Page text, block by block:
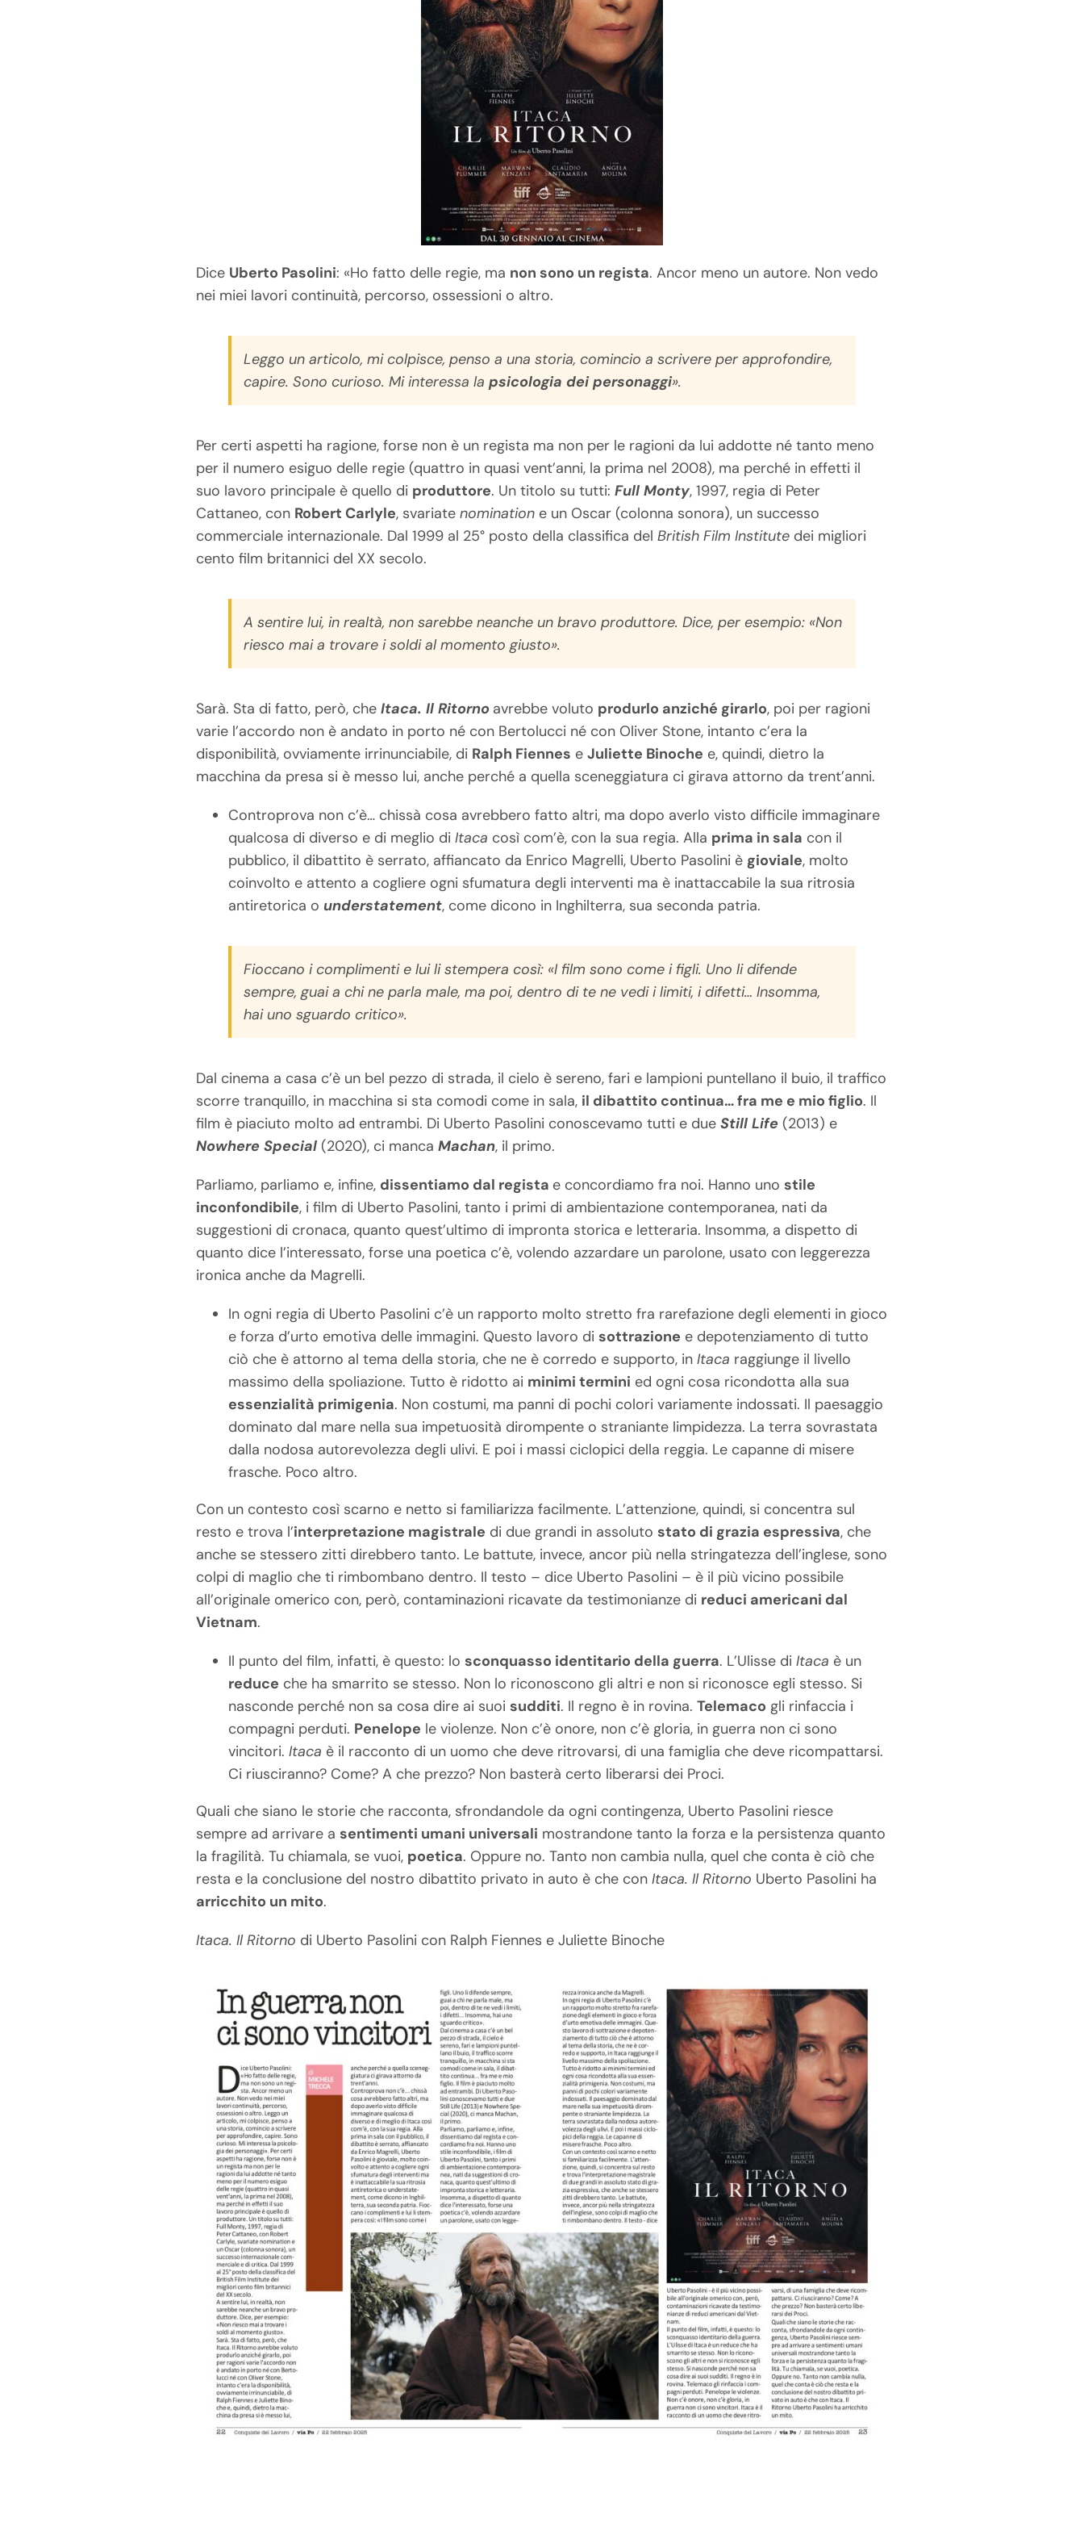
Dice Uberto Pasolini: «Ho fatto delle regie, ma non sono un regista. Ancor meno un autore. Non vedo
nei miei lavori continuità, percorso, ossessioni o altro.
Leggo un articolo, mi colpisce, penso a una storia, comincio a scrivere per approfondire,
capire. Sono curioso. Mi interessa lapsicologia dei personaggi».
Per certi aspetti ha ragione, forse non è un regista ma non per le ragioni da lui addotte né tanto meno
per il numero esiguo delle regie (quattro in quasi vent’anni, la prima nel 2008), ma perché in effetti il
suo lavoro principale è quello di produttore. Un titolo su tutti:Full Monty, 1997, regia di Peter
Cattaneo, con Robert Carlyle, svariatenomination e un Oscar (colonna sonora), un successo
commerciale internazionale. Dal 1999 al 25° posto della classifica delBritish Film Institute dei migliori
cento film britannici del XX secolo.
A sentire lui, in realtà, non sarebbe neanche un bravo produttore. Dice, per esempio: «Non
riesco mai a trovare i soldi al momento giusto».
Sarà. Sta di fatto, però, cheItaca. Il Ritorno avrebbe voluto produrlo anziché girarlo, poi per ragioni
varie l’accordo non è andato in porto né con Bertolucci né con Oliver Stone, intanto c’era la
disponibilità, ovviamente irrinunciabile, di Ralph Fiennes eJuliette Binoche e, quindi, dietro la
macchina da presa si è messo lui, anche perché a quella sceneggiatura ci girava attorno da trent’anni.
Controprova non c’è… chissà cosa avrebbero fatto altri, ma dopo averlo visto difficile immaginare
qualcosa di diverso e di meglio diItaca così com’è, con la sua regia. Alla prima in sala con il
pubblico, il dibattito è serrato, affiancato da Enrico Magrelli, Uberto Pasolini è gioviale, molto
coinvolto e attento a cogliere ogni sfumatura degli interventi ma è inattaccabile la sua ritrosia
antiretorica o understatement, come dicono in Inghilterra, sua seconda patria.
Fioccano i complimenti e lui li stempera così: «I film sono come i figli. Uno li difende
sempre, guai a chi ne parla male, ma poi, dentro di te ne vedi i limiti, i difetti… Insomma,
hai uno sguardo critico».
Dal cinema a casa c’è un bel pezzo di strada, il cielo è sereno, fari e lampioni puntellano il buio, il traffico
scorre tranquillo, in macchina si sta comodi come in sala, il dibattito continua… fra me e mio figlio. Il
film è piaciuto molto ad entrambi. Di Uberto Pasolini conoscevamo tutti e dueStill Life (2013) e
Nowhere Special (2020), ci mancaMachan, il primo.
Parliamo, parliamo e, infine, dissentiamo dal regista e concordiamo fra noi. Hanno unostile
inconfondibile, i film di Uberto Pasolini, tanto i primi di ambientazione contemporanea, nati da
suggestioni di cronaca, quanto quest’ultimo di impronta storica e letteraria. Insomma, a dispetto di
quanto dice l’interessato, forse una poetica c’è, volendo azzardare un parolone, usato con leggerezza
ironica anche da Magrelli.
In ogni regia di Uberto Pasolini c’è un rapporto molto stretto fra rarefazione degli elementi in gioco
e forza d’urto emotiva delle immagini. Questo lavoro disottrazione e depotenziamento di tutto
ciò che è attorno al tema della storia, che ne è corredo e supporto, inItaca raggiunge il livello
massimo della spoliazione. Tutto è ridotto ai minimi termini ed ogni cosa ricondotta alla sua
essenzialità primigenia. Non costumi, ma panni di pochi colori variamente indossati. Il paesaggio
dominato dal mare nella sua impetuosità dirompente o straniante limpidezza. La terra sovrastata
dalla nodosa autorevolezza degli ulivi. E poi i massi ciclopici della reggia. Le capanne di misere
frasche. Poco altro.
Con un contesto così scarno e netto si familiarizza facilmente. L’attenzione, quindi, si concentra sul
resto e trova l’interpretazione magistrale di due grandi in assolutostato di grazia espressiva, che
anche se stessero zitti direbbero tanto. Le battute, invece, ancor più nella stringatezza dell’inglese, sono
colpi di maglio che ti rimbombano dentro. Il testo – dice Uberto Pasolini – è il più vicino possibile
all’originale omerico con, però, contaminazioni ricavate da testimonianze di reduci americani dal
Vietnam.
Il punto del film, infatti, è questo: losconquasso identitario della guerra. L’Ulisse diItaca è un
reduce che ha smarrito se stesso. Non lo riconoscono gli altri e non si riconosce egli stesso. Si
nasconde perché non sa cosa dire ai suoisudditi. Il regno è in rovina.Telemaco gli rinfaccia i
compagni perduti. Penelope le violenze. Non c’è onore, non c’è gloria, in guerra non ci sono
vincitori.Itaca è il racconto di un uomo che deve ritrovarsi, di una famiglia che deve ricompattarsi.
Ci riusciranno? Come? A che prezzo? Non basterà certo liberarsi dei Proci.
Quali che siano le storie che racconta, sfrondandole da ogni contingenza, Uberto Pasolini riesce
sempre ad arrivare asentimenti umani universali mostrandone tanto la forza e la persistenza quanto
la fragilità. Tu chiamala, se vuoi, poetica. Oppure no. Tanto non cambia nulla, quel che conta è ciò che
resta e la conclusione del nostro dibattito privato in auto è che conItaca. Il Ritorno Uberto Pasolini ha
arricchito un mito.
Itaca. Il Ritorno di Uberto Pasolini con Ralph Fiennes e Juliette Binoche